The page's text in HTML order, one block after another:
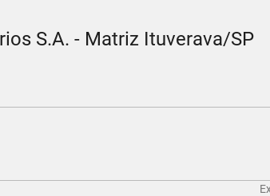
S.A. - Matriz Ituverava/SP